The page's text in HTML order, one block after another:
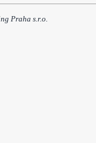
Praha s.r.o.